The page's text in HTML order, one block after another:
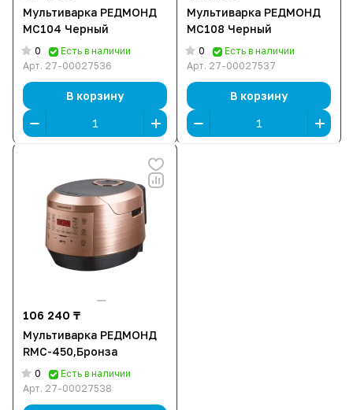
Мультиварка РЕДМОНД
MC104 Черный
0
Есть в наличии
Арт. 27-00027536
В корзину
Мультиварка РЕДМОНД
MC108 Черный
0
Есть в наличии
Арт. 27-00027537
В корзину
106 240 ₸
Мультиварка РЕДМОНД
RMC-450,Бронза
0
Есть в наличии
Арт. 27-00027538